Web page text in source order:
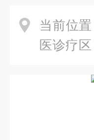
当前位置
医诊疗